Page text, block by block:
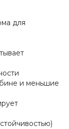
для
и меньшие